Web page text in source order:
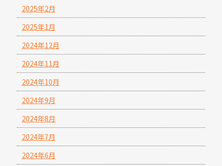
2025年2月
2025年1月
2024年12月
2024年11月
2024年10月
2024年9月
2024年8月
2024年7月
2024年6月